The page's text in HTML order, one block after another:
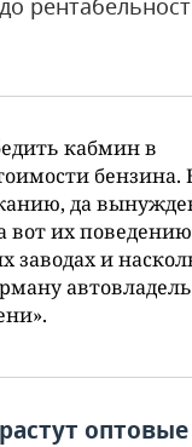
кабмин в
бензина.
да
вот их
заводах и